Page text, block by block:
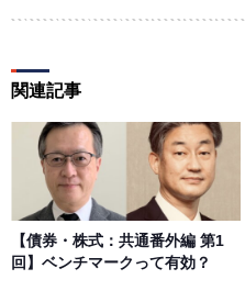
関連記事
【債券・株式：共通番外編 第1
回】ベンチマークって有効？